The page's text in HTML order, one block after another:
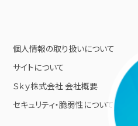
個人情報の取り扱いについて
サイトについて
Ｓｋｙ株式会社 会社概要
セキュリティ・脆弱性について